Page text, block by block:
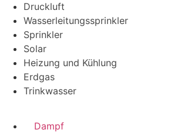
Druckluft
Wasserleitungssprinkler
Sprinkler
Solar
Heizung und Kühlung
Erdgas
Trinkwasser
Dampf